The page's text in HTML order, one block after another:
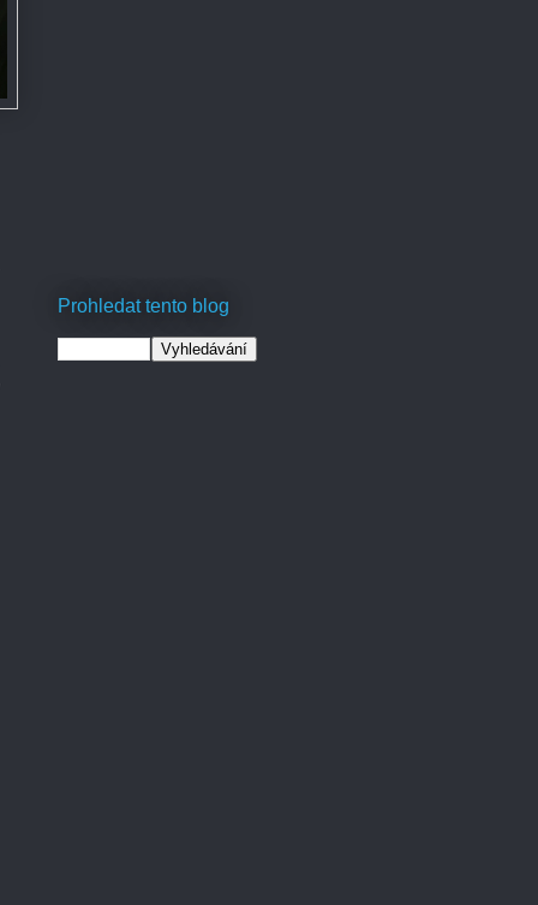
Prohledat tento blog